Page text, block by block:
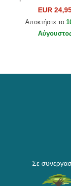
New York Yankees
47 Brand
EUR
Αποκτήστε το
Σε